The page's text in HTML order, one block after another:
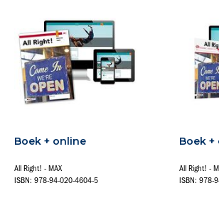
Boek + online
All Right! - MAX
ISBN: 978-94-020-4604-5
Boek
All Right! -
ISBN: 978-